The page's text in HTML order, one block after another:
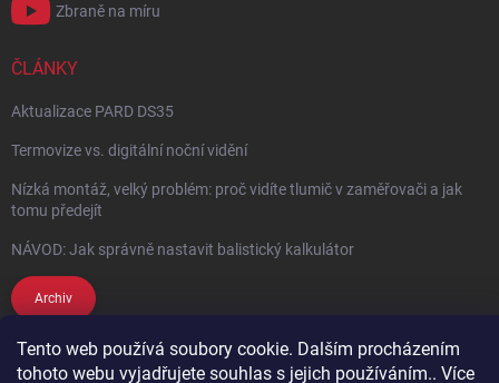
Tento web používá soubory cookie. Dalším procházením
tohoto webu vyjadřujete souhlas s jejich používáním.. Více
Zbraně na míru
ČLÁNKY
Aktualizace PARD DS35
Termovize vs. digitální noční vidění
Nízká montáž, velký problém: proč vidíte tlumič v zaměřovači a jak
tomu předejít
NÁVOD: Jak správně nastavit balistický kalkulátor
Archiv
Copyright 2026Zbraně na míru. Všechna práva vyhrazena.